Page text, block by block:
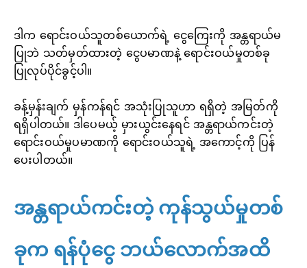
ဒါက ရောင်းဝယ်သူတစ်ယောက်ရဲ့ ငွေကြေးကို အန္တရာယ်မ
ပြုဘဲ သတ်မှတ်ထားတဲ့ ငွေပမာဏနဲ့ ရောင်းဝယ်မှုတစ်ခု
ပြုလုပ်ပိုင်ခွင့်ပါ။
ခန့်မှန်းချက် မှန်ကန်ရင် အသုံးပြုသူဟာ ရရှိတဲ့ အမြတ်ကို
ရရှိပါတယ်။ ဒါပေမယ့် မှားယွင်းနေရင် အန္တရာယ်ကင်းတဲ့
ရောင်းဝယ်မှုပမာဏကို ရောင်းဝယ်သူရဲ့ အကောင့်ကို ပြန်
ပေးပါတယ်။
အန္တရာယ်ကင်းတဲ့ ကုန်သွယ်မှုတစ်
ခုက ရန်ပုံငွေ ဘယ်လောက်အထိ